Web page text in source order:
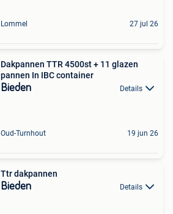
Lommel 27 jul 26
Dakpannen TTR 4500st + 11 glazen
pannen In IBC container
Bieden Details
Oud-Turnhout 19 jun 26
Ttr dakpannen
Bieden Details